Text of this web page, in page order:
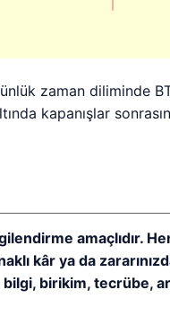
zaman diliminde
kapanışlar
amaçlıdır.
kâr ya da
birikim, tecrübe,